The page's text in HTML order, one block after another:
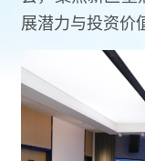
展潜力与投资价